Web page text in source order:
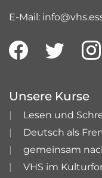
E-Mail:
Unsere Kurse
Lesen und
Deutsch als
gemeinsam
VHS im